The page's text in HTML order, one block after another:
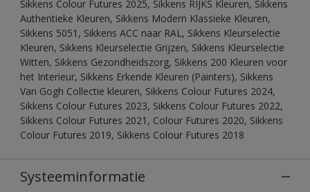
Sikkens Colour Futures 2025, Sikkens RIJKS Kleuren, Sikkens
Authentieke Kleuren, Sikkens Modern Klassieke Kleuren,
Sikkens 5051, Sikkens ACC naar RAL, Sikkens Kleurselectie
Kleuren, Sikkens Kleurselectie Grijzen, Sikkens Kleurselectie
Witten, Sikkens Gezondheidszorg, Sikkens 200 Kleuren voor
het Interieur, Sikkens Erkende Kleuren (Painters), Sikkens
Van Gogh Collectie kleuren, Sikkens Colour Futures 2024,
Sikkens Colour Futures 2023, Sikkens Colour Futures 2022,
Sikkens Colour Futures 2021, Colour Futures 2020, Sikkens
Colour Futures 2019, Sikkens Colour Futures 2018
Systeeminformatie